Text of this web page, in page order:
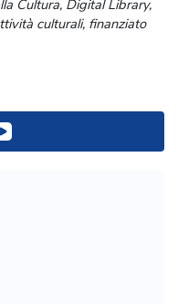
Cultura, Digital Library,
culturali, finanziato